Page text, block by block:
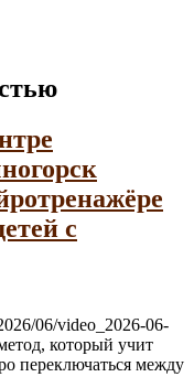
с
06/video_2026-06-
который учит
переключаться между